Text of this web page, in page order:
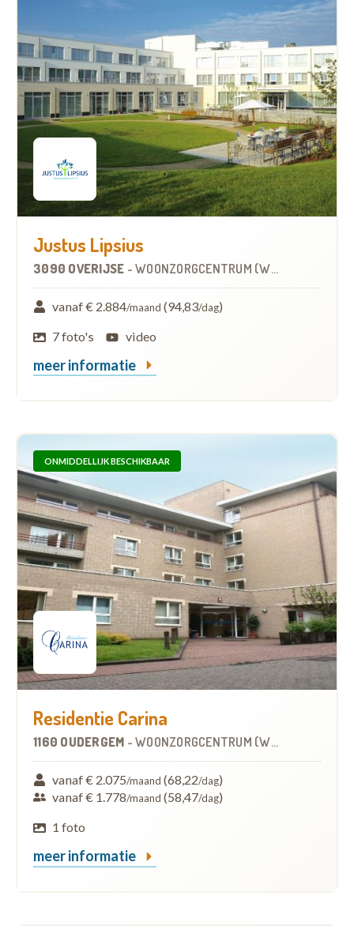
Justus Lipsius
3090 OVERIJSE - WOONZORGCENTRUM (WZC)
vanaf € 2.884/maand (94,83/dag)
7 foto's
video
meer informatie
ONMIDDELLIJK BESCHIKBAAR
Residentie Carina
1160 OUDERGEM - WOONZORGCENTRUM (WZC)
vanaf € 2.075/maand (68,22/dag)
vanaf € 1.778/maand (58,47/dag)
1 foto
meer informatie